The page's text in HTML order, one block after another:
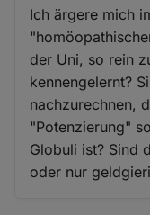
Ich ärgere mich
der Uni, so rein
kennengelernt?
nachzurechnen,
"Potenzierung"
Globuli ist? Sind
oder nur